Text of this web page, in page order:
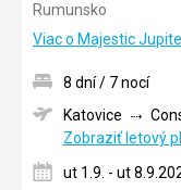
Rumunsko
Viac o Majestic
8 dní / 7 nocí
Katovice
Zobraziť letový
ut 1.9. - ut